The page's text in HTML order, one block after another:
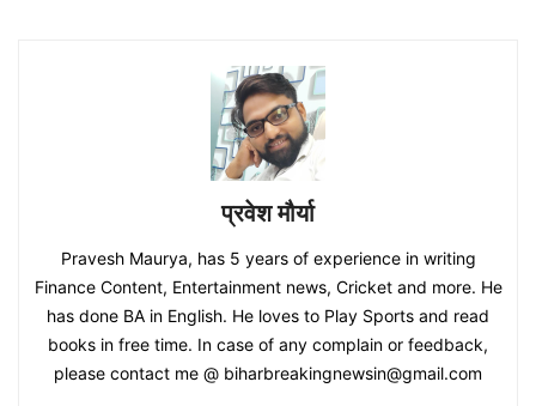
प्रवेश मौर्या
Pravesh Maurya, has 5 years of experience in writing
Finance Content, Entertainment news, Cricket and more. He
has done BA in English. He loves to Play Sports and read
books in free time. In case of any complain or feedback,
please contact me @ biharbreakingnewsin@gmail.com